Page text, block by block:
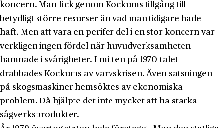
koncern. Man fick genom Kockums tillgång till
betydligt större resurser än vad man tidigare hade
haft. Men att vara en perifer del i en stor koncern var
verkligen ingen fördel när huvudverksamheten
hamnade i svårigheter. I mitten på 1970-talet
drabbades Kockums av varvskrisen. Även satsningen
på skogsmaskiner hemsöktes av ekonomiska
problem. Då hjälpte det inte mycket att ha starka
sågverksprodukter.